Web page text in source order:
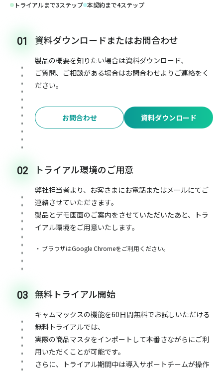
トライアルまで3ステップ 本契約まで4ステップ
01 資料ダウンロードまたはお問合わせ
製品の概要を知りたい場合は資料ダウンロード、
ご質問、ご相談がある場合はお問合わせよりご連絡をく
ださい。
お問合わせ 資料ダウンロード
02 トライアル環境のご用意
弊社担当者より、お客さまにお電話またはメールにてご
連絡させていただきます。
製品とデモ画面のご案内をさせていただいたあと、トラ
イアル環境をご用意いたします。
ブラウザはGoogle Chromeをご利用ください。
03 無料トライアル開始
キャムマックスの機能を60日間無料でお試しいただける
無料トライアルでは、
実際の商品マスタをインポートして本番さながらにご利
用いただくことが可能です。
さらに、トライアル期間中は導入サポートチームが操作